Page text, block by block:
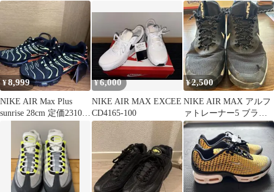
¥8,999
NIKE AIR Max Plus
sunrise 28cm 定価23100
¥6,000
NIKE AIR MAX EXCEE
CD4165-100
¥2,500
NIKE AIR MAX アルフ
ァトレーナー5 ブラッ
ク ホワイト メンズ